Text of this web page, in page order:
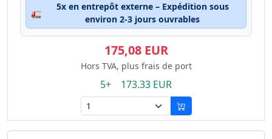
🚛
5x en entrepôt externe – Expédition sous
environ 2-3 jours ouvrables
175,08 EUR
Hors TVA, plus frais de port
5+ 173.33 EUR